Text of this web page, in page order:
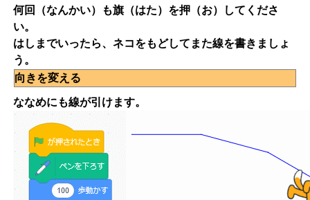
何回（なんかい）も旗（はた）を押（お）してくださ
い。
はしまでいったら、ネコをもどしてまた線を書きましょ
う。
向きを変える
ななめにも線が引けます。